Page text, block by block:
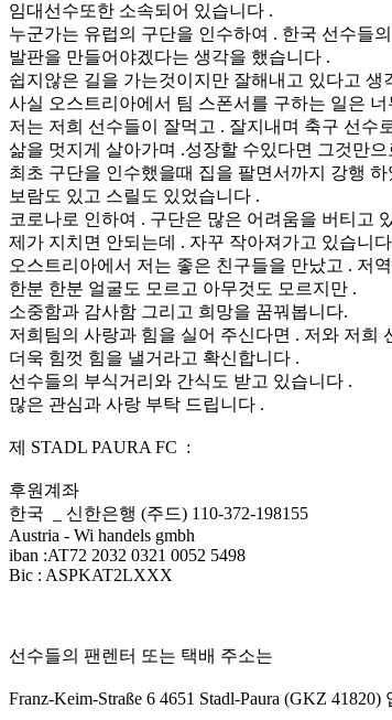
임대선수또한 소속되어 있습니다 .
누군가는 유럽의 구단을 인수하여 . 한국 선수들의
발판을 만들어야겠다는 생각을 했습니다 .
쉽지않은 길을 가는것이지만 잘해내고 있다고 생
사실 오스트리아에서 팀 스폰서를 구하는 일은
저는 저희 선수들이 잘먹고 . 잘지내며 축구 선수
삶을 멋지게 살아가며 .성장할 수있다면 그것만
최초 구단을 인수했을때 집을 팔면서까지 강행
보람도 있고 스릴도 있었습니다 .
코로나로 인하여 . 구단은 많은 어려움을 버티고
제가 지치면 안되는데 . 자꾸 작아져가고 있습니
오스트리아에서 저는 좋은 친구들을 만났고 . 저
한분 한분 얼굴도 모르고 아무것도 모르지만 .
소중함과 감사함 그리고 희망을 꿈꿔봅니다.
저희팀의 사랑과 힘을 실어 주신다면 . 저와 저희
더욱 힘껏 힘을 낼거라고 확신합니다 .
선수들의 부식거리와 간식도 받고 있습니다 .
많은 관심과 사랑 부탁 드립니다 .
제 STADL PAURA FC :
후원계좌
한국 _ 신한은행 (주드) 110-372-198155
Austria - Wi handels gmbh
iban :AT72 2032 0321 0052 5498
Bic : ASPKAT2LXXX
선수들의 팬렌터 또는 택배 주소는
Franz-Keim-Straße 6 4651 Stadl-Paura (GKZ 41820)